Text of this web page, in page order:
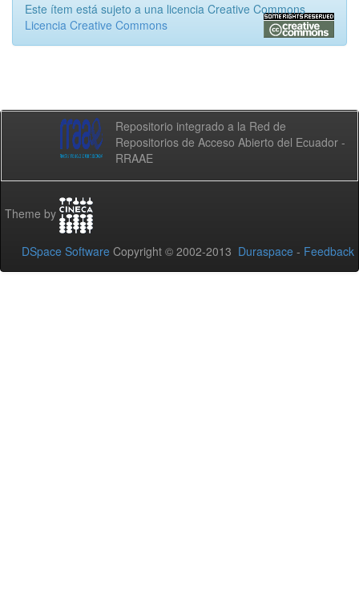
Este ítem está sujeto a una licencia Creative Commons
Licencia Creative Commons
Repositorio integrado a la Red de
Repositorios de Acceso Abierto del Ecuador -
RRAAE
Theme by
DSpace Software Copyright © 2002-2013 Duraspace - Feedback